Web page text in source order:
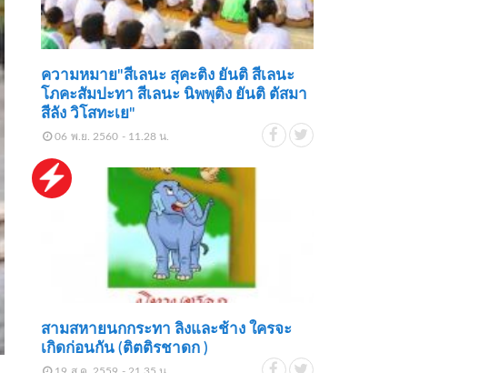
ความหมาย"สีเลนะ สุคะติง ยันติ สีเลนะ
โภคะสัมปะทา สีเลนะ นิพพุติง ยันติ ตัสมา
สีลัง วิโสทะเย"
06 พ.ย. 2560 - 11.28 น.
สามสหายนกกระทา ลิงและช้าง ใครจะ
เกิดก่อนกัน (ติตติรชาดก )
19 ส.ค. 2559 - 21.35 น.